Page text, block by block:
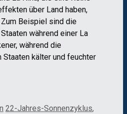
über Land haben,
Beispiel sind die
während einer La
während die
kälter und feuchter
Schlagwörter
22-Jahres-Sonnenzyklus,